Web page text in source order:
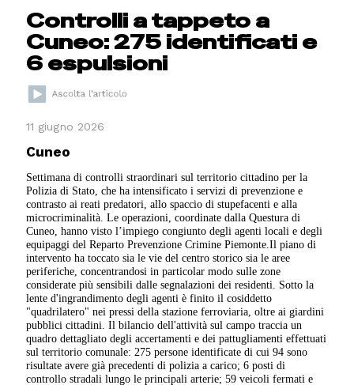
Controlli a tappeto a
Cuneo: 275 identificati e
6 espulsioni
11 giugno 2026
Cuneo
Settimana di controlli straordinari sul territorio cittadino per la
Polizia di Stato, che ha intensificato i servizi di prevenzione e
contrasto ai reati predatori, allo spaccio di stupefacenti e alla
microcriminalità .Le operazioni, coordinate dalla Questura di
Cuneo, hanno visto l’impiego congiunto degli agenti locali e degli
equipaggi del Reparto Prevenzione Crimine Piemonte .Il piano di
intervento ha toccato sia le vie del centro storico sia le aree
periferiche, concentrandosi in particolar modo sulle zone
considerate più sensibili dalle segnalazioni dei residenti
Sotto la
lente d'ingrandimento degli agenti è finito il cosiddetto
"quadrilatero" nei pressi della stazione ferroviaria, oltre ai giardini
pubblici cittadini.Il bilancio dell'attività sul campo traccia un
quadro dettagliato degli accertamenti e dei pattugliamenti effettuati
sul territorio comunale: 275 persone identificate di cui 94sono
risultate avere già precedenti di polizia a carico; 6 posti di
controllo stradali lungo le principali arterie; 59 veicoli fermati e